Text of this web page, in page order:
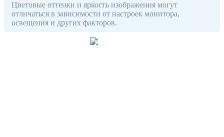
Цветовые оттенки и яркость изображения могут
отличаться в зависимости от настроек монитора,
освещения и других факторов.